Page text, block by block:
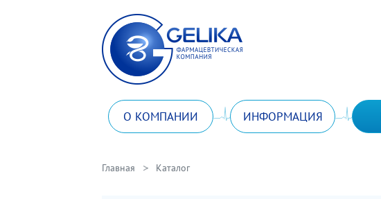
О КОМПАНИИ ИНФОРМАЦИЯ
Главная Каталог